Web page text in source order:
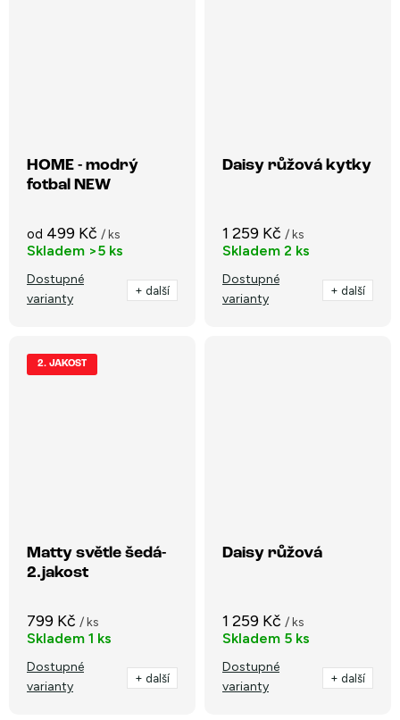
HOME - modrý
fotbal NEW
od 499 Kč / ks
Skladem >5 ks
Dostupné
varianty
+ další
Daisy růžová kytky
1 259 Kč / ks
Skladem 2 ks
Dostupné
varianty
+ další
2. JAKOST
Matty světle šedá-
2.jakost
799 Kč / ks
Skladem 1 ks
Dostupné
varianty
+ další
Daisy růžová
1 259 Kč / ks
Skladem 5 ks
Dostupné
varianty
+ další